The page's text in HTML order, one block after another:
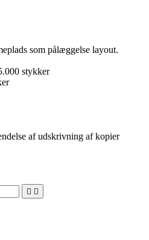
som pålæggelse layout.
stykker
af udskrivning af kopier
 